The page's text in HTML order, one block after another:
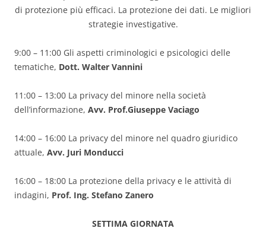
di protezione più efficaci. La protezione dei dati. Le migliori
strategie investigative.
9:00 – 11:00 Gli aspetti criminologici e psicologici delle
tematiche, Dott. Walter Vannini
11:00 – 13:00 La privacy del minore nella società
dell’informazione, Avv. Prof.Giuseppe Vaciago
14:00 – 16:00 La privacy del minore nel quadro giuridico
attuale, Avv. Juri Monducci
16:00 – 18:00 La protezione della privacy e le attività di
indagini, Prof. Ing. Stefano Zanero
SETTIMA GIORNATA